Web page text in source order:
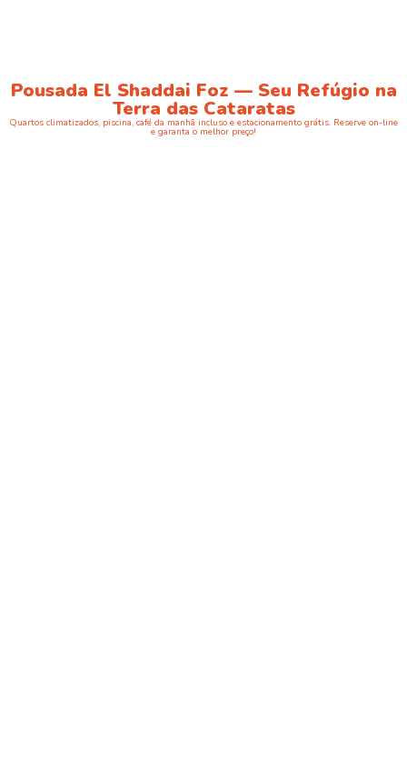
Pousada El Shaddai Foz — Seu Refúgio na
Terra das Cataratas
Quartos climatizados, piscina, café da manhã incluso e estacionamento grátis. Reserve on-line
e garanta o melhor preço!